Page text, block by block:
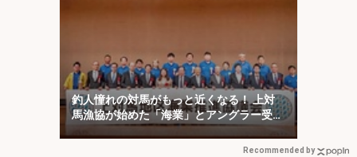
釣人憧れの対馬がもっと近くなる！ 上対
馬漁協が始めた「海業」とアングラー受け
入れ最前線を取材
Recommended by